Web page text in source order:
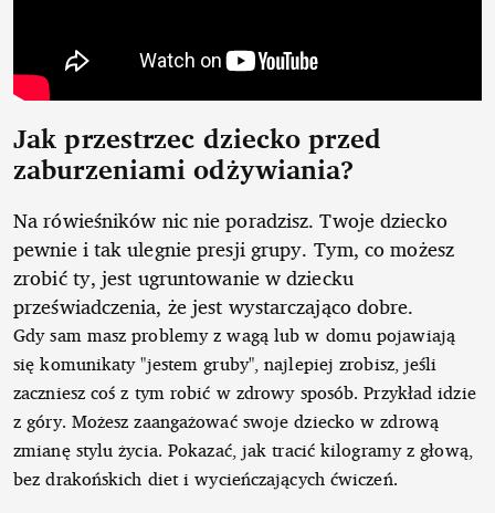
Jak przestrzec dziecko przed
zaburzeniami odżywiania?
Na rówieśników nic nie poradzisz. Twoje dziecko
pewnie i tak ulegnie presji grupy. Tym, co możesz
zrobić ty, jest ugruntowanie w dziecku
przeświadczenia, że jest wystarczająco dobre.
Gdy sam masz problemy z wagą lub w domu pojawiają
się komunikaty "jestem gruby", najlepiej zrobisz, jeśli
zaczniesz coś z tym robić w zdrowy sposób. Przykład idzie
z góry. Możesz zaangażować swoje dziecko w zdrową
zmianę stylu życia. Pokazać, jak tracić kilogramy z głową,
bez drakońskich diet i wycieńczających ćwiczeń.